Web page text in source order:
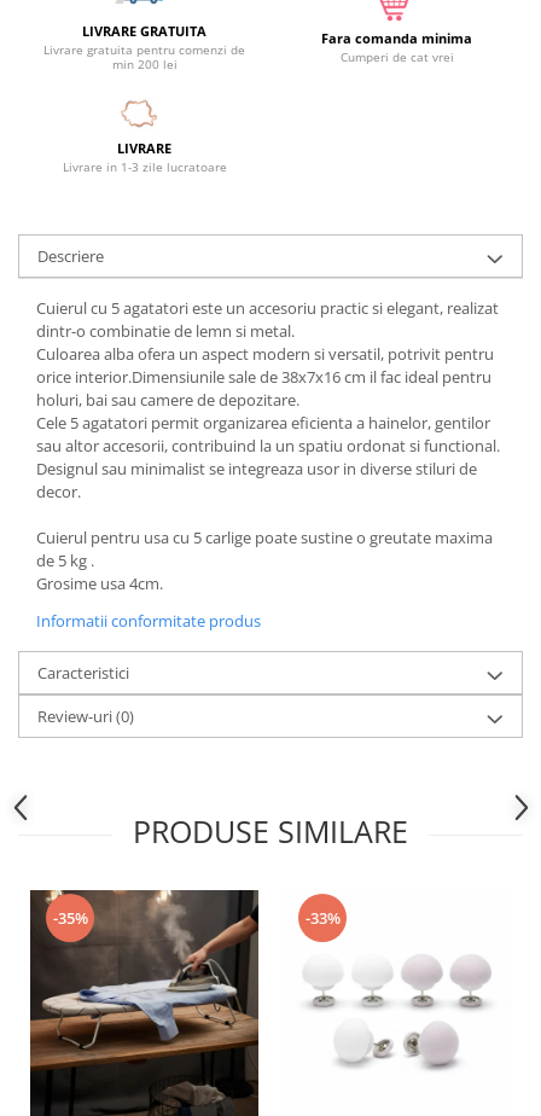
Paturici si perne
Cutii depozitare
Ingrijire personala
Bureti de baie
Accesorii masaj
Organizare cosmetice si bijuterii
Rucsacuri, curele si accesorii
Gradina
Promotii
Articole de vara
Genti termoizolante
Accesorii inot si gonflabile
Jucarii de plaja
Genti de plaja
Prosoape si rogojini
Evantaie
LIVRARE GRATUITA
Livrare gratuita pentru comenzi de
min 200 lei
Fara comanda minima
Cumperi de cat vrei
LIVRARE
Livrare in 1-3 zile lucratoare
Descriere
Cuierul cu 5 agatatori este un accesoriu practic si elegant, realizat
dintr-o combinatie de lemn si metal.
Culoarea alba ofera un aspect modern si versatil, potrivit pentru
orice interior.Dimensiunile sale de 38x7x16 cm il fac ideal pentru
holuri, bai sau camere de depozitare.
Cele 5 agatatori permit organizarea eficienta a hainelor, gentilor
sau altor accesorii, contribuind la un spatiu ordonat si functional.
Designul sau minimalist se integreaza usor in diverse stiluri de
decor.
Cuierul pentru usa cu 5 carlige poate sustine o greutate maxima
de 5 kg .
Grosime usa 4cm.
Informatii conformitate produs
Caracteristici
Review-uri(0)
PRODUSE SIMILARE
-35% -33%